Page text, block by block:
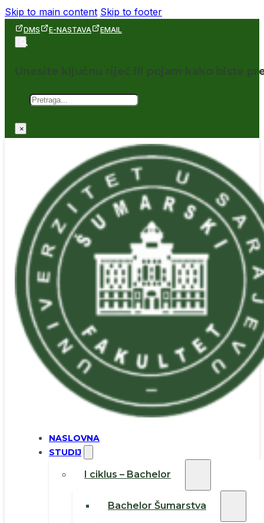
Skip to main content Skip to footer
DMS E-NASTAVA EMAIL
Unesite ključnu riječ ili pojam kako biste
Pretraga
×
NASLOVNA
STUDIJ
I ciklus – Bachelor
Bachelor Šumarstva